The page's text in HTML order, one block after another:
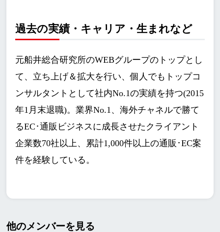
過去の実績・キャリア・生まれなど
元船井総合研究所のWEBグループのトップとし
て、立ち上げ＆拡大を行い、個人でもトップコ
ンサルタントとして社内No.1の実績を持つ(2015
年1月末退職)。業界No.1、海外チャネルで勝て
るEC･通販ビジネスに成長させたクライアント
企業数70社以上、累計1,000件以上の通販･EC案
件を経験している。
他のメンバーを見る